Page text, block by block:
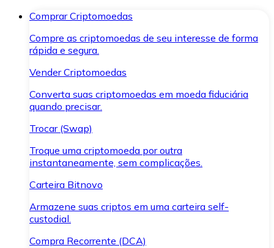
Comprar Criptomoedas
Compre as criptomoedas de seu interesse de forma
rápida e segura.
Vender Criptomoedas
Converta suas criptomoedas em moeda fiduciária
quando precisar.
Trocar (Swap)
Troque uma criptomoeda por outra
instantaneamente, sem complicações.
Carteira Bitnovo
Armazene suas criptos em uma carteira self-
custodial.
Compra Recorrente (DCA)